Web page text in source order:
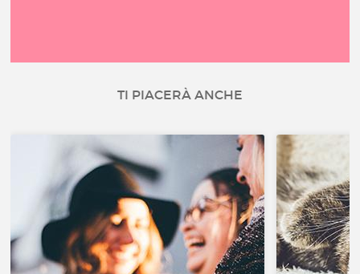
TI PIACERÀ ANCHE